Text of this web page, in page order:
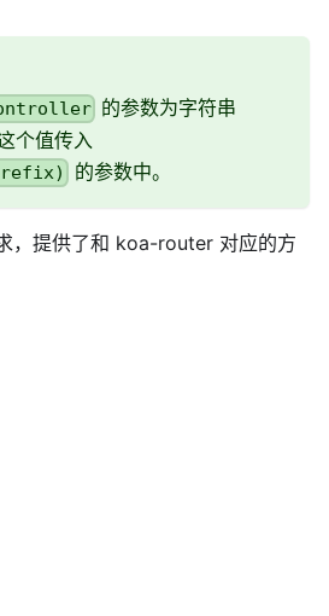
的参数为字符串
个值传入
的参数中。
，提供了和 koa-router 对应的方